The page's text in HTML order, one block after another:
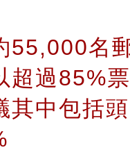
55,000名
超過85%
其中包括